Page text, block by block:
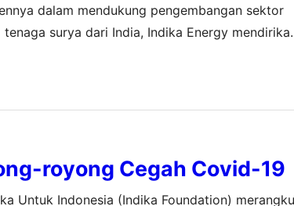
dalam mendukung pengembangan sektor
surya dari India, Indika Energy
royong Cegah Covid-19
Untuk Indonesia (Indika Foundation)